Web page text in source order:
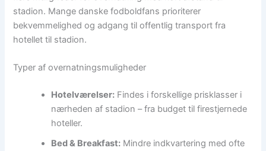
stadion. Mange danske fodboldfans prioriterer
bekvemmelighed og adgang til offentlig transport fra
hotellet til stadion.
Typer af overnatningsmuligheder
Hotelværelser: Findes i forskellige prisklasser i
nærheden af stadion – fra budget til firestjernede
hoteller.
Bed & Breakfast: Mindre indkvartering med ofte